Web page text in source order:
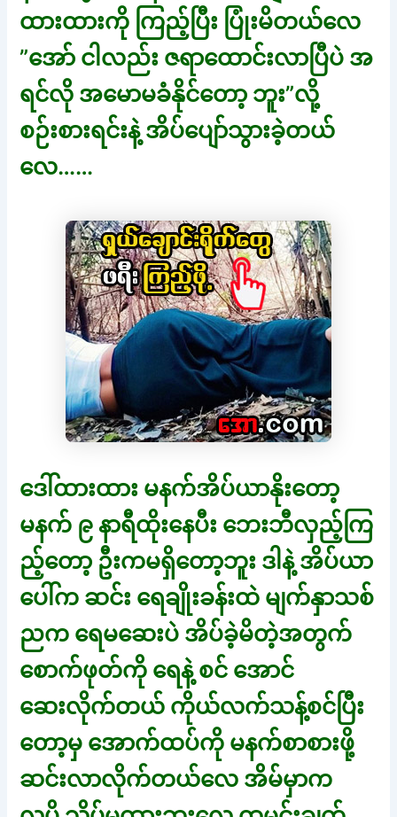
ထားထားကို ကြည့်ပြီး ပြုံးမိတယ်လေ
”အော် ငါလည်း ဇရာထောင်းလာပြီပဲ အ
ရင်လို အမောမခံနိုင်တော့ ဘူး”လို့
စဉ်းစားရင်းနဲ့ အိပ်ပျော်သွားခဲ့တယ်
လေ……
ဒေါ်ထားထား မနက်အိပ်ယာနိုးတော့
မနက် ၉ နာရီထိုးနေပီး ဘေးဘီလှည့်ကြ
ည့်တော့ ဦးကမရှိတော့ဘူး ဒါနဲ့ အိပ်ယာ
ပေါ်က ဆင်း ရေချိုးခန်းထဲ မျက်နှာသစ်
ညက ရေမဆေးပဲ အိပ်ခဲ့မိတဲ့အတွက်
စောက်ဖုတ်ကို ရေနဲ့ စင် အောင်
ဆေးလိုက်တယ် ကိုယ်လက်သန့်စင်ပြီး
တော့မှ အောက်ထပ်ကို မနက်စာစားဖို့
ဆင်းလာလိုက်တယ်လေ အိမ်မှာက